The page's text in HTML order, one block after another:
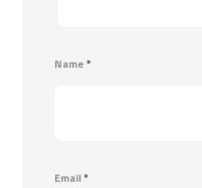
Name*
Email*